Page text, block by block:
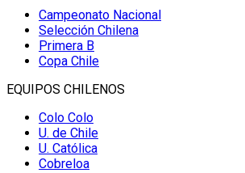
Campeonato Nacional
Selección Chilena
Primera B
Copa Chile
EQUIPOS CHILENOS
Colo Colo
U. de Chile
U. Católica
Cobreloa